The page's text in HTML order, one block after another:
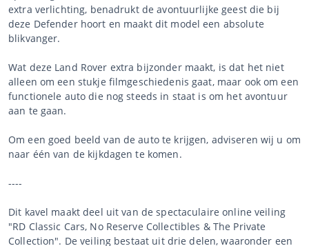
extra verlichting, benadrukt de avontuurlijke geest die bij
deze Defender hoort en maakt dit model een absolute
blikvanger.
Wat deze Land Rover extra bijzonder maakt, is dat het niet
alleen om een stukje filmgeschiedenis gaat, maar ook om een
functionele auto die nog steeds in staat is om het avontuur
aan te gaan.
Om een goed beeld van de auto te krijgen, adviseren wij u om
naar één van de kijkdagen te komen.
----
Dit kavel maakt deel uit van de spectaculaire online veiling
"RD Classic Cars, No Reserve Collectibles & The Private
Collection". De veiling bestaat uit drie delen, waaronder een